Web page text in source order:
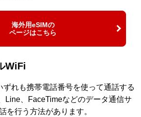
海外用eSIMの
ページはこちら
WiFi
ずれも携帯電話番号を使って通話する
Line、FaceTimeなどのデータ通信サ
を行う方法があります。